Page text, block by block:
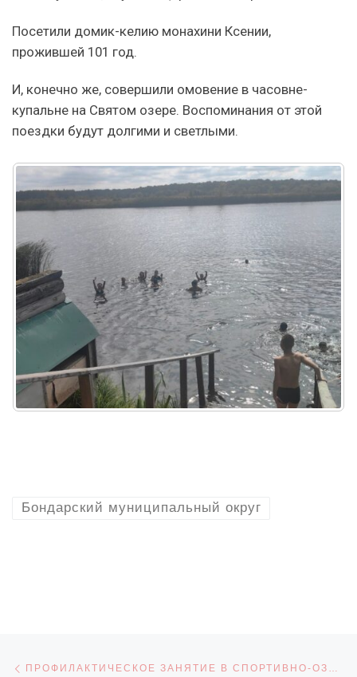
Посетили домик-келию монахини Ксении,
прожившей 101 год.
И, конечно же, совершили омовение в часовне-
купальне на Святом озере. Воспоминания от этой
поездки будут долгими и светлыми.
Бондарский муниципальный округ
Навигация по записям ПРОФИЛАКТИЧЕСКОЕ ЗАНЯТИЕ В СПОРТИВНО-ОЗДОРОВИТЕЛЬНОМ ЛАГЕРЕ «ТАМБОВСКИЙ АРТЕК»